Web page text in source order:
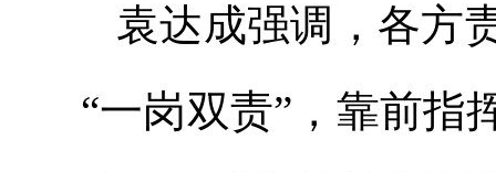
袁达成强调，各方
“一岗双责”，靠前指